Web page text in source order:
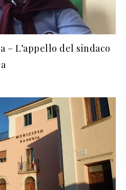
– L’appello del sindaco